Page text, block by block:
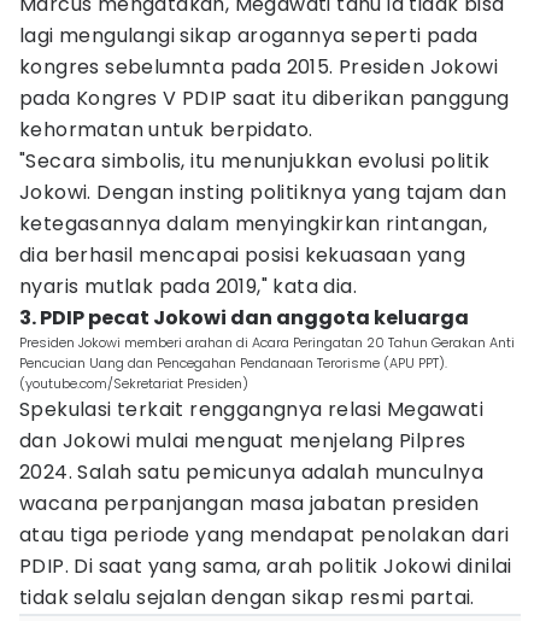
lagi mengulangi sikap arogannya seperti pada
kongres sebelumnta pada 2015. Presiden Jokowi
pada Kongres V PDIP saat itu diberikan panggung
kehormatan untuk berpidato.
"Secara simbolis, itu menunjukkan evolusi politik
Jokowi. Dengan insting politiknya yang tajam dan
ketegasannya dalam menyingkirkan rintangan,
dia berhasil mencapai posisi kekuasaan yang
nyaris mutlak pada 2019," kata dia.
3. PDIP pecat Jokowi dan anggota keluarga
Presiden Jokowi memberi arahan di Acara Peringatan 20 Tahun Gerakan Anti
Pencucian Uang dan Pencegahan Pendanaan Terorisme (APU PPT).
(youtube.com/Sekretariat Presiden)
Spekulasi terkait renggangnya relasi Megawati
dan Jokowi mulai menguat menjelang Pilpres
2024. Salah satu pemicunya adalah munculnya
wacana perpanjangan masa jabatan presiden
atau tiga periode yang mendapat penolakan dari
PDIP. Di saat yang sama, arah politik Jokowi dinilai
tidak selalu sejalan dengan sikap resmi partai.